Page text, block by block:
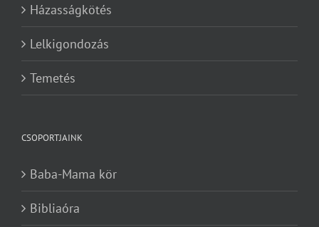
Házasságkötés
Lelkigondozás
Temetés
CSOPORTJAINK
Baba-Mama kör
Bibliaóra